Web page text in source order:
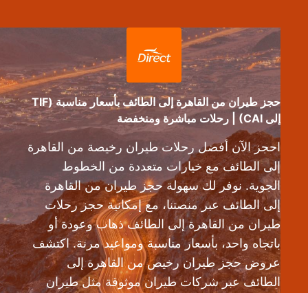
حجز طيران من القاهرة إلى الطائف بأسعار مناسبة (TIF
احجز الآن أفضل رحلات طيران رخيصة من القاهرة
إلى الطائف مع خيارات متعددة من الخطوط
الجوية. نوفر لك سهولة حجز طيران من القاهرة
إلى الطائف عبر منصتنا، مع إمكانية حجز رحلات
طيران من القاهرة إلى الطائف ذهاب وعودة أو
باتجاه واحد، بأسعار مناسبة ومواعيد مرنة. اكتشف
عروض حجز طيران رخيص من القاهرة إلى
الطائف عبر شركات طيران موثوقة مثل طيران